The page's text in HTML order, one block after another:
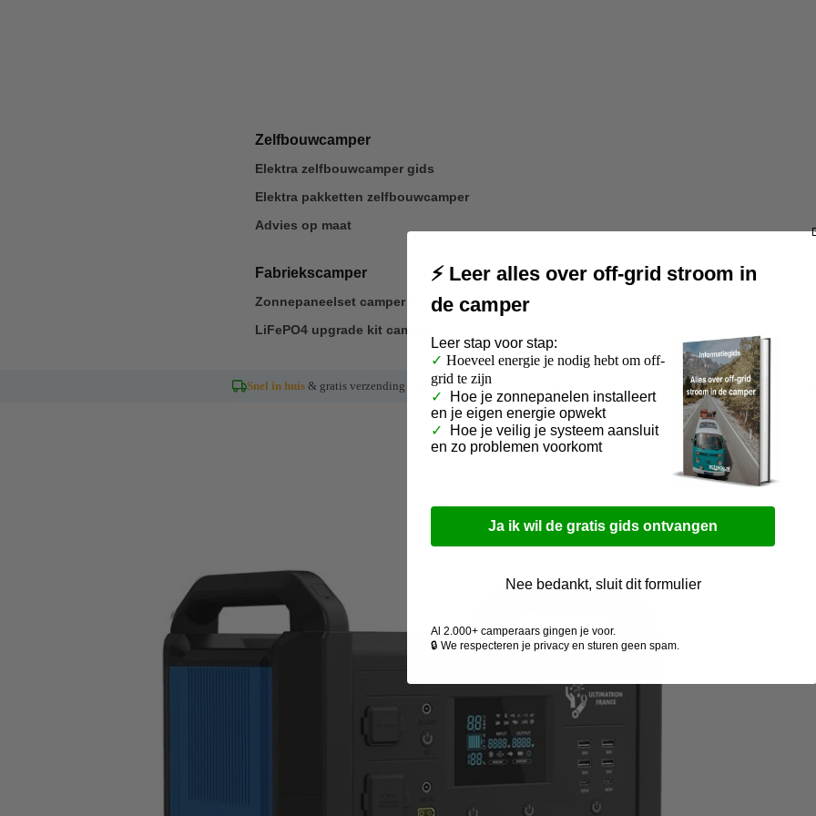
Zelfbouwcamper
Elektra zelfbouwcamper gids
Elektra pakketten zelfbouwcamper
Advies op maat
Fabriekscamper
Zonnepaneelset camper inclusief montage
LiFePO4 upgrade kit camper
Snel in huis& gratis verzending vanaf €75,- Veilig betalen Klanten waarderen onze
⚡ Leer alles over off-grid stroom in
de camper
Leer stap voor stap:
✓ Hoeveel energie je nodig hebt om off-
grid te zijn
✓
Hoe je zonnepanelen installeert
en je eigen energie opwekt
✓
Hoe je veilig je systeem aansluit
en zo problemen voorkomt
Ja ik wil de gratis gids ontvangen
Nee bedankt, sluit dit formulier
Al 2.000+ camperaars gingen je voor.
🔒 We respecteren je privacy en sturen geen spam.